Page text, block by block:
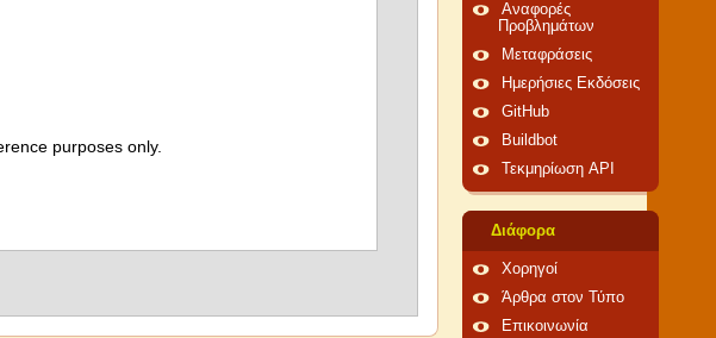
purposes only.
Αναφορές
Προβλημάτων
Μεταφράσεις
Ημερήσιες Εκδόσεις
GitHub
Buildbot
Τεκμηρίωση API
Διάφορα
Χορηγοί
Άρθρα στον Τύπο
Επικοινωνία